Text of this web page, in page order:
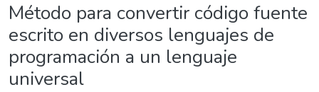
Método para convertir código fuente
escrito en diversos lenguajes de
programación a un lenguaje
universal